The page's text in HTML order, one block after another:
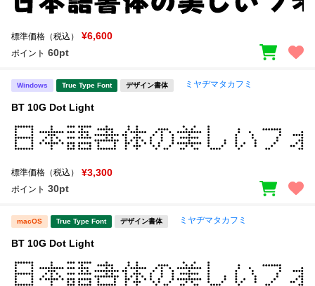
標準価格（税込） ¥6,600
ポイント 60pt
Windows True Type Font デザイン書体 ミヤヂマタカフミ
BT 10G Dot Light
標準価格（税込） ¥3,300
ポイント 30pt
macOS True Type Font デザイン書体 ミヤヂマタカフミ
BT 10G Dot Light